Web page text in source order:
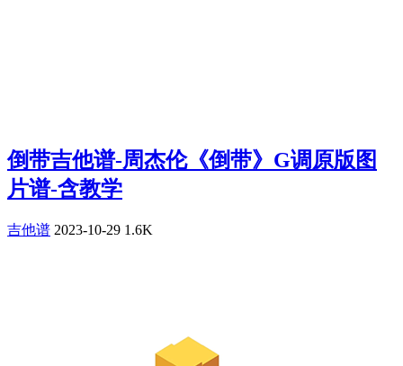
倒带吉他谱-周杰伦《倒带》G调原版图
片谱-含教学
吉他谱 2023-10-29 1.6K